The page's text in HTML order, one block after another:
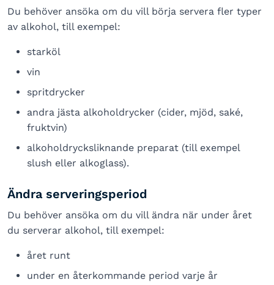
Du behöver ansöka om du vill börja servera fler typer
av alkohol, till exempel:
starköl
vin
spritdrycker
andra jästa alkoholdrycker (cider, mjöd, saké,
fruktvin)
alkoholdrycksliknande preparat (till exempel
slush eller alkoglass).
Ändra serveringsperiod
Du behöver ansöka om du vill ändra när under året
du serverar alkohol, till exempel:
året runt
under en återkommande period varje år